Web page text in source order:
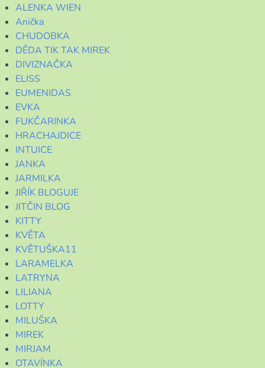
ALENKA WIEN
Anička
CHUDOBKA
DĚDA TIK TAK MIREK
DIVIZNAČKA
ELISS
EUMENIDAS
EVKA
FUKČARINKA
HRACHAJDICE
INTUICE
JANKA
JARMILKA
JIŘÍK BLOGUJE
JITČIN BLOG
KITTY
KVĚTA
KVĚTUŠKA11
LARAMELKA
LATRYNA
LILIANA
LOTTY
MILUŠKA
MIREK
MIRJAM
OTAVÍNKA